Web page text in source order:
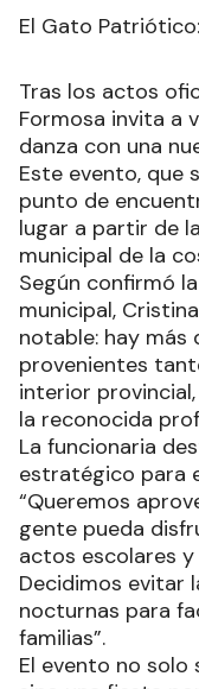
palabras de un
El Gato
Tras los actos
Formosa invita a
danza con una
Este evento, que
punto de
lugar a partir de
municipal de la
Según confirmó
municipal,
notable: hay más
provenientes
interior provincial,
la reconocida
La funcionaria
estratégico para
“Queremos
gente pueda
actos escolares y
Decidimos evitar